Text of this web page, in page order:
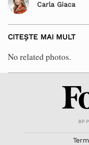
Carla Giaca
CITEȘTE MAI MULT
No related photos.
BP